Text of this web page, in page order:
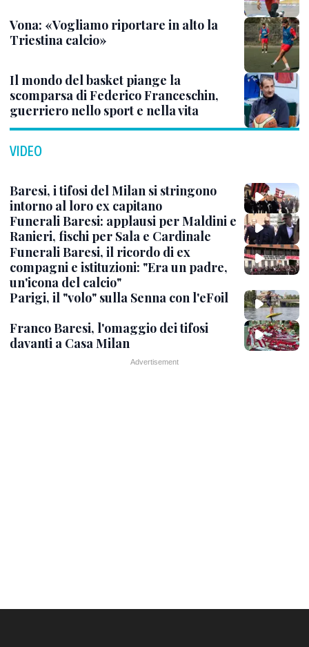
Vona: «Vogliamo riportare in alto la
Triestina calcio»
Il mondo del basket piange la
scomparsa di Federico Franceschin,
guerriero nello sport e nella vita
VIDEO
Baresi, i tifosi del Milan si stringono
intorno al loro ex capitano
Funerali Baresi: applausi per Maldini e
Ranieri, fischi per Sala e Cardinale
Funerali Baresi, il ricordo di ex
compagni e istituzioni: "Era un padre,
un'icona del calcio"
Parigi, il "volo" sulla Senna con l'eFoil
Franco Baresi, l'omaggio dei tifosi
davanti a Casa Milan